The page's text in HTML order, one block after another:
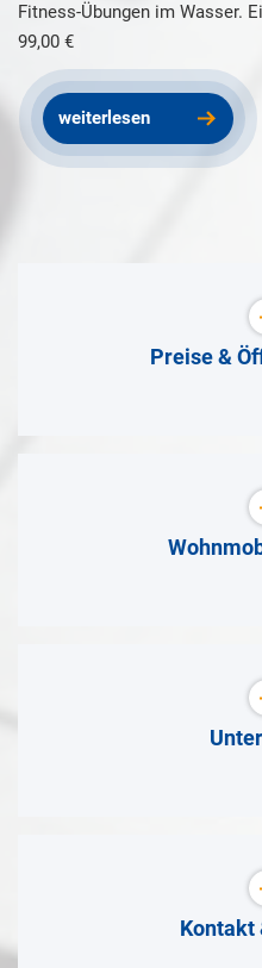
Fitness-Übungen im Wasser.
99,00 €
weiterlesen
Preise &
Kontakt